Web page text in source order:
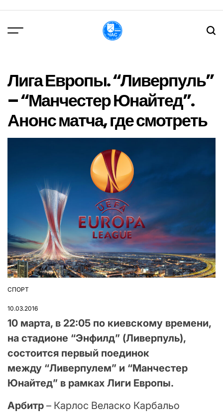
вмісту
Лига Европы. “Ливерпуль”
– “Манчестер Юнайтед”.
Анонс матча, где смотреть
ОПУБЛІКУВАТИ
СПОРТ
10.03.2016
10 марта, в 22:05 по киевскому времени,
на стадионе “Энфилд” (Ливерпуль),
состоится первый поединок
между “Ливерпулем” и “Манчестер
Юнайтед” в рамках Лиги Европы.
Арбитр – Карлос Веласко Карбальо